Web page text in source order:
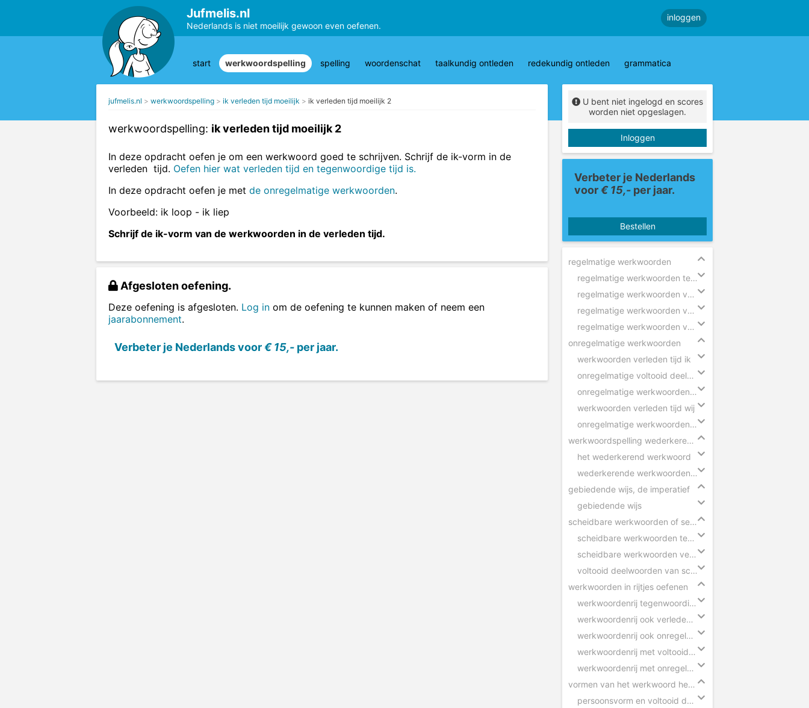
Jufmelis.nl
Nederlands is niet moeilijk gewoon even oefenen.
inloggen
start werkwoordspelling spelling woordenschat taalkundig ontleden redekundig ontleden grammatica
jufmelis.nl werkwoordspelling ik verleden tijd moeilijk ik verleden tijd moeilijk 2
werkwoordspelling: ik verleden tijd moeilijk 2
In deze opdracht oefen je om een werkwoord goed te schrijven. Schrijf de ik-vorm in de
verleden tijd. Oefen hier wat verleden tijd en tegenwoordige tijd is.
In deze opdracht oefen je met de onregelmatige werkwoorden.
Voorbeeld: ik loop - ik liep
Schrijf de ik-vorm van de werkwoorden in de verleden tijd.
Afgesloten oefening.
Deze oefening is afgesloten. Log in om de oefening te kunnen maken of neem een
jaarabonnement.
Verbeter je Nederlands voor€ 15,- per jaar.
U bent niet ingelogd en scores
worden niet opgeslagen.
Inloggen
Verbeter je Nederlands
voor€ 15,- per jaar.
Bestellen
regelmatige werkwoorden
regelmatige werkwoorden tegenwoordige tijd
regelmatige werkwoorden verleden tijd
regelmatige werkwoorden voltooid deelwoord
regelmatige werkwoorden verleden tijd eenvoudig
onregelmatige werkwoorden
werkwoorden verleden tijd ik
onregelmatige voltooid deelwoorden in zinnen
onregelmatige werkwoorden voltooid deelwoord
werkwoorden verleden tijd wij
onregelmatige werkwoorden verleden tijd
werkwoordspelling wederkerend werkwoord
het wederkerend werkwoord
wederkerende werkwoorden in zinnen
gebiedende wijs, de imperatief
gebiedende wijs
scheidbare werkwoorden of separabele verba
scheidbare werkwoorden tegenwoordige tijd
scheidbare werkwoorden verleden tijd
voltooid deelwoorden van scheidbare werkwoorden
werkwoorden in rijtjes oefenen
werkwoordenrij tegenwoordige tijd
werkwoordenrij ook verleden tijd
werkwoordenrij ook onregelmatige werkwoorden
werkwoordenrij met voltooid deelwoorden
werkwoordenrij met onregelmatige werkwoorden
vormen van het werkwoord herkennen
persoonsvorm en voltooid deelwoord herkennen